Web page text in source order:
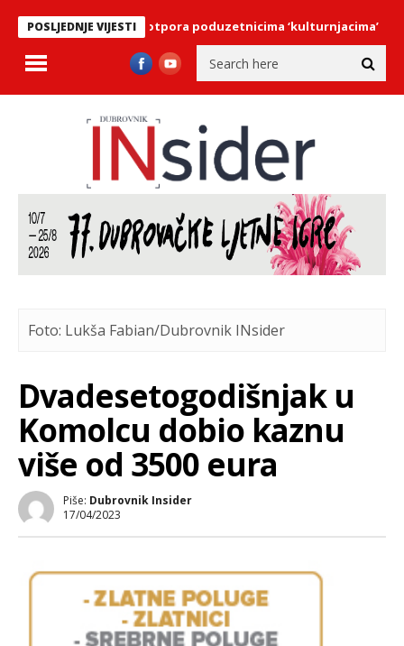
POSLJEDNJE VIJESTIpotpora poduzetnicima ‘kulturnjacima’
Foto: Lukša Fabian/Dubrovnik INsider
Dvadesetogodišnjak u
Komolcu dobio kaznu
više od 3500 eura
Piše: Dubrovnik Insider
17/04/2023